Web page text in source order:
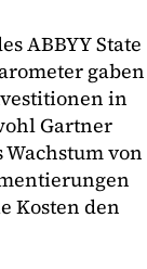
ABBYY State
gaben
in
Gartner
Wachstum von
Kosten den